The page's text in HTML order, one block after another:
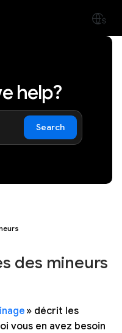
help?
Search
des mineurs
» décrit les
vous en avez besoin